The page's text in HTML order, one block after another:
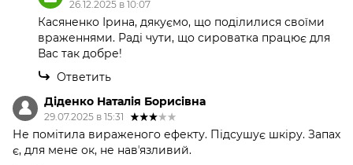
26.12.2025 в 10:07
Касяненко Ірина, дякуємо, що поділилися своїми
враженнями. Раді чути, що сироватка працює для
Вас так добре!
Ответить
Діденко Наталія Борисівна
29.07.2025 в 15:31
Не помітила вираженого ефекту. Підсушує шкіру. Запах
є, для мене ок, не навʼязливий.